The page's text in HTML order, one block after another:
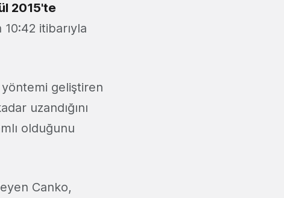
2015'te
itibarıyla
yöntemi geliştiren
uzandığını
olduğunu
Canko,